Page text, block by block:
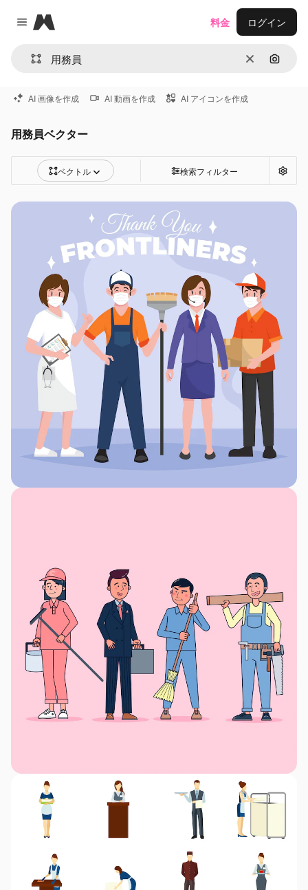
Close menu
Magnific
消去 画像で
料金 ログイン
AI 画像を作成 AI 動画を作成 AI アイコンを作成
用務員ベクター
ベクトル 検索フィルター